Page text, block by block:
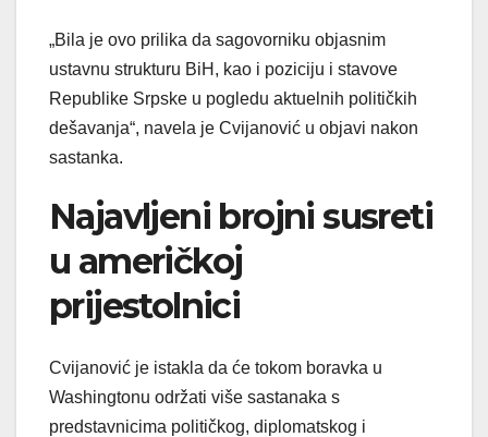
„Bila je ovo prilika da sagovorniku objasnim
ustavnu strukturu BiH, kao i poziciju i stavove
Republike Srpske u pogledu aktuelnih političkih
dešavanja“, navela je Cvijanović u objavi nakon
sastanka.
Najavljeni brojni susreti
u američkoj
prijestolnici
Cvijanović je istakla da će tokom boravka u
Washingtonu održati više sastanaka s
predstavnicima političkog, diplomatskog i